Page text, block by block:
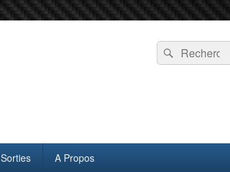
Recherche :
Rechercher
Sorties A Propos